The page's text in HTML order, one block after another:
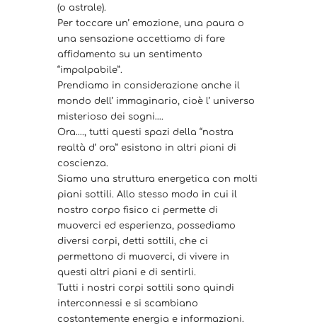
(o astrale).
Per toccare un’ emozione, una paura o
una sensazione accettiamo di fare
affidamento su un sentimento
“impalpabile”.
Prendiamo in considerazione anche il
mondo dell’ immaginario, cioè l’ universo
misterioso dei sogni….
Ora…., tutti questi spazi della “nostra
realtà d’ ora” esistono in altri piani di
coscienza.
Siamo una struttura energetica con molti
piani sottili. Allo stesso modo in cui il
nostro corpo fisico ci permette di
muoverci ed esperienza, possediamo
diversi corpi, detti sottili, che ci
permettono di muoverci, di vivere in
questi altri piani e di sentirli.
Tutti i nostri corpi sottili sono quindi
interconnessi e si scambiano
costantemente energia e informazioni.